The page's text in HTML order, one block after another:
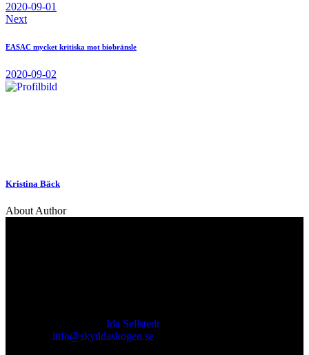
2020-09-01
Next
EASAC mycket kritiska mot biobränsle
2020-09-02
Kristina Bäck
About Author
Ida Sellstedt
info@skyddaskogen.se